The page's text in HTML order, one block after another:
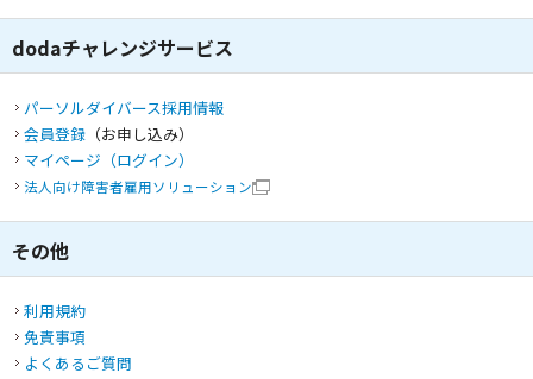
dodaチャレンジサービス
パーソルダイバース採用情報
会員登録 （お申し込み）
マイページ（ログイン）
法人向け障害者雇用ソリューション
その他
利用規約
免責事項
よくあるご質問